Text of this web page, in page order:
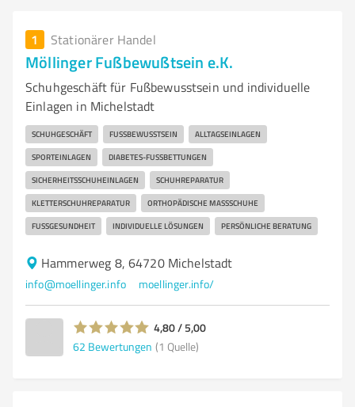
1 Stationärer Handel
Möllinger Fußbewußtsein e.K.
Schuhgeschäft für Fußbewusstsein und individuelle
Einlagen in Michelstadt
SCHUHGESCHÄFT FUSSBEWUSSTSEIN ALLTAGSEINLAGEN
SPORTEINLAGEN DIABETES-FUSSBETTUNGEN
SICHERHEITSSCHUHEINLAGEN SCHUHREPARATUR
KLETTERSCHUHREPARATUR ORTHOPÄDISCHE MASSSCHUHE
FUSSGESUNDHEIT INDIVIDUELLE LÖSUNGEN PERSÖNLICHE BERATUNG
Hammerweg 8, 64720 Michelstadt
info@moellinger.info moellinger.info/
4,80 / 5,00
62 Bewertungen (1 Quelle)